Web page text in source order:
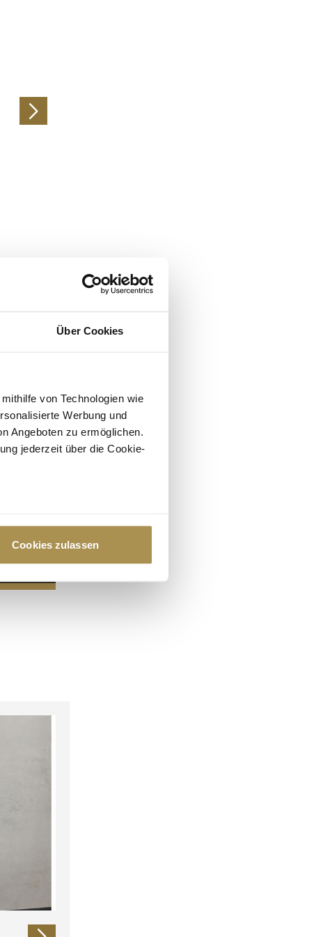
Über Cookies
von Technologien wie
Werbung und
Angeboten zu ermöglichen.
jederzeit über die Cookie-
Präferenzen im
anbieten zu können
führen diese Informationen
im Rahmen Ihrer Nutzung
Cookies zulassen